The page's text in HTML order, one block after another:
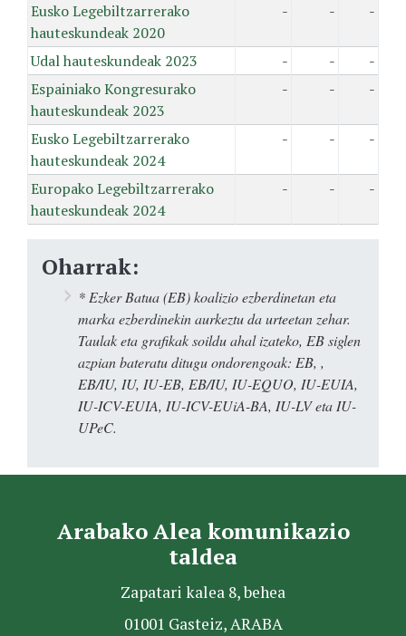
Eusko Legebiltzarrerako
hauteskundeak 2020
- - -
Udal hauteskundeak 2023 - -
-
Espainiako Kongresurako
hauteskundeak 2023
- - -
Eusko Legebiltzarrerako
hauteskundeak 2024
- - -
Europako Legebiltzarrerako
hauteskundeak 2024
- - -
Oharrak:
* Ezker Batua (EB) koalizio ezberdinetan eta
marka ezberdinekin aurkeztu da urteetan zehar.
Taulak eta grafikak soildu ahal izateko, EB siglen
azpian bateratu ditugu ondorengoak: EB, ,
EB/IU, IU, IU-EB, EB/IU, IU-EQUO, IU-EUIA,
IU-ICV-EUIA, IU-ICV-EUiA-BA, IU-LV eta IU-
UPeC.
Arabako Alea komunikazio
taldea
Zapatari kalea 8, behea
01001 Gasteiz, ARABA